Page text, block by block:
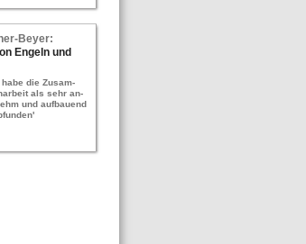
​Bey­er:
En­geln und
habe die Zu­sam­
als sehr an­
und auf­bau­end